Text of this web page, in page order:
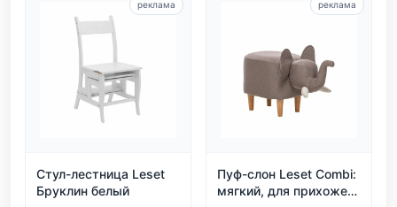
Стул-лестница Leset
Бруклин белый
реклама
Пуф-слон Leset Combi:
мягкий, для прихожей
реклама